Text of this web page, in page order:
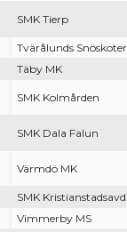
SMK Tierp
Tvärålunds
Täby MK
SMK Kolmården
SMK Dala Falun
Värmdö MK
SMK
Vimmerby MS